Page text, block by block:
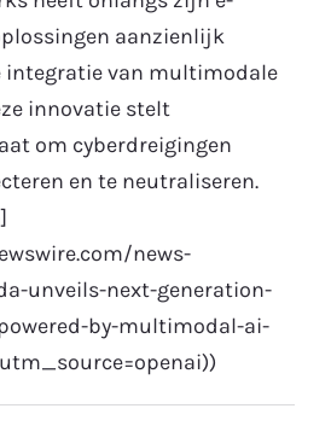
aanzienlijk
integratie van multimodale
innovatie stelt
om cyberdreigingen
en te neutraliseren.
news-
unveils-next-generation-
by-multimodal-ai-